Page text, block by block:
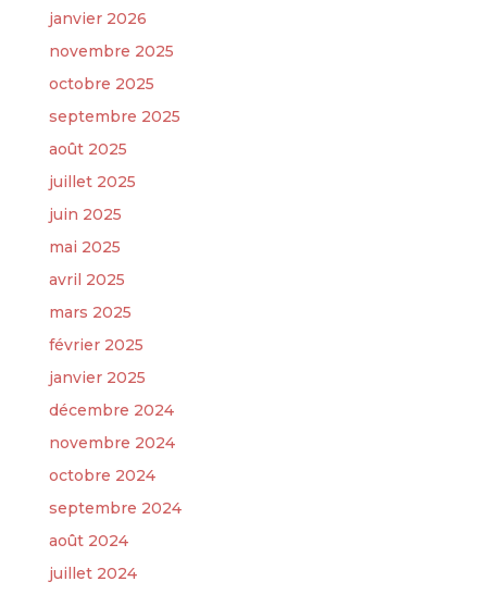
janvier 2026
novembre 2025
octobre 2025
septembre 2025
août 2025
juillet 2025
juin 2025
mai 2025
avril 2025
mars 2025
février 2025
janvier 2025
décembre 2024
novembre 2024
octobre 2024
septembre 2024
août 2024
juillet 2024